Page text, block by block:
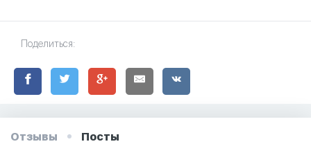
Поделиться:
Отзывы Посты